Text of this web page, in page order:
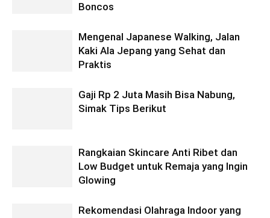
Boncos
Mengenal Japanese Walking, Jalan
Kaki Ala Jepang yang Sehat dan
Praktis
Gaji Rp 2 Juta Masih Bisa Nabung,
Simak Tips Berikut
Rangkaian Skincare Anti Ribet dan
Low Budget untuk Remaja yang Ingin
Glowing
Rekomendasi Olahraga Indoor yang